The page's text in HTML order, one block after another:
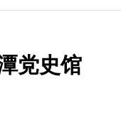
党史馆